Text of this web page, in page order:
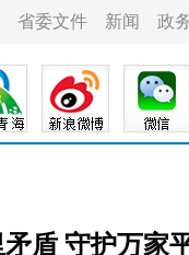
省委文件 新闻 政
矛盾 守护万家